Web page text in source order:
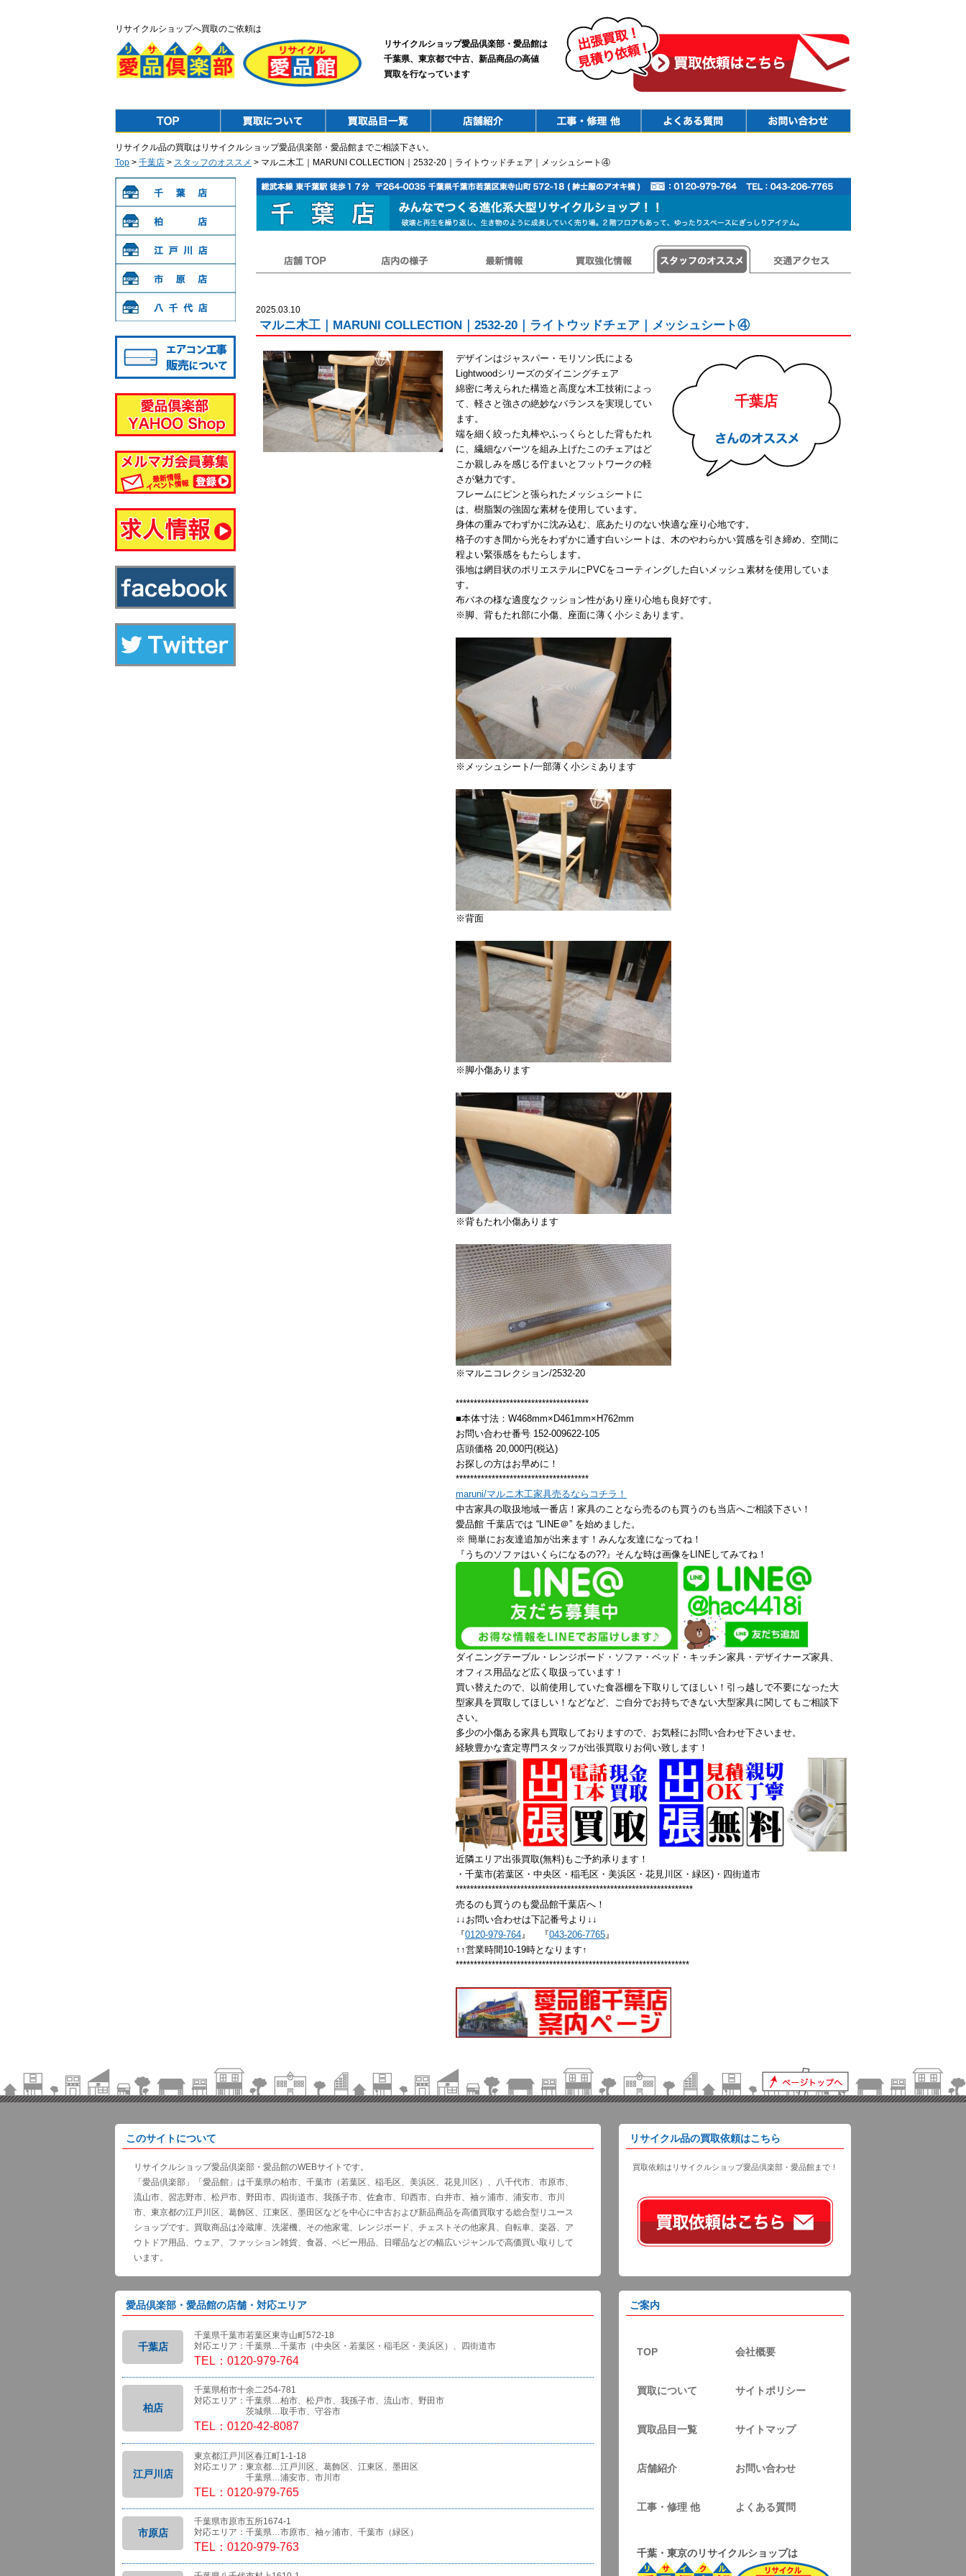
リサイクルショップへ買取のご依頼は
リサイクルショップ愛品倶楽部・愛品館は
千葉県、東京都で中古、新品商品の高値
買取を行なっています
リサイクル品の買取はリサイクルショップ愛品倶楽部・愛品館までご相談下さい。
Top > 千葉店 > スタッフのオススメ > マルニ木工｜MARUNI COLLECTION｜2532-20｜ライトウッドチェア｜メッシュシート④
2025.03.10
マルニ木工｜MARUNI COLLECTION｜2532-20｜ライトウッドチェア｜メッシュシート④
千葉店
デザインはジャスパー・モリソン氏による
Lightwoodシリーズのダイニングチェア
綿密に考えられた構造と高度な木工技術によっ
て、軽さと強さの絶妙なバランスを実現してい
ます。
端を細く絞った丸棒やふっくらとした背もたれ
に、繊細なパーツを組み上げたこのチェアはど
こか親しみを感じる佇まいとフットワークの軽
さが魅力です。
フレームにピンと張られたメッシュシートに
は、樹脂製の強固な素材を使用しています。
身体の重みでわずかに沈み込む、底あたりのない快適な座り心地です。
格子のすき間から光をわずかに通す白いシートは、木のやわらかい質感を引き締め、空間に
程よい緊張感をもたらします。
張地は網目状のポリエステルにPVCをコーティングした白いメッシュ素材を使用していま
す。
布バネの様な適度なクッション性があり座り心地も良好です。
※脚、背もたれ部に小傷、座面に薄く小シミあります。
※メッシュシート/一部薄く小シミあります
※背面
※脚小傷あります
※背もたれ小傷あります
※マルニコレクション/2532-20
*************************************
■本体寸法：W468mm×D461mm×H762mm
お問い合わせ番号 152-009622-105
店頭価格 20,000円(税込)
お探しの方はお早めに！
*************************************
maruni/マルニ木工家具売るならコチラ！
中古家具の取扱地域一番店！家具のことなら売るのも買うのも当店へご相談下さい！
愛品館 千葉店では “LINE＠” を始めました。
※ 簡単にお友達追加が出来ます！みんな友達になってね！
『うちのソファはいくらになるの??』そんな時は画像をLINEしてみてね！
ダイニングテーブル・レンジボード・ソファ・ベッド・キッチン家具・デザイナーズ家具、
オフィス用品など広く取扱っています！
買い替えたので、以前使用していた食器棚を下取りしてほしい！引っ越しで不要になった大
型家具を買取してほしい！などなど、ご自分でお持ちできない大型家具に関してもご相談下
さい。
多少の小傷ある家具も買取しておりますので、お気軽にお問い合わせ下さいませ。
経験豊かな査定専門スタッフが出張買取りお伺い致します！
近隣エリア出張買取(無料)もご予約承ります！
・千葉市(若葉区・中央区・稲毛区・美浜区・花見川区・緑区)・四街道市
******************************************************************
売るのも買うのも愛品館千葉店へ！
↓↓お問い合わせは下記番号より↓↓
『0120-979-764』 『043-206-7765』
↑↑営業時間10-19時となります↑
*****************************************************************
このサイトについて
リサイクルショップ愛品倶楽部・愛品館のWEBサイトです。
「愛品倶楽部」「愛品館」は千葉県の柏市、千葉市（若葉区、稲毛区、美浜区、花見川区）、八千代市、市原市、
流山市、習志野市、松戸市、野田市、四街道市、我孫子市、佐倉市、印西市、白井市、袖ヶ浦市、浦安市、市川
市、東京都の江戸川区、葛飾区、江東区、墨田区などを中心に中古および新品商品を高価買取する総合型リユース
ショップです。買取商品は冷蔵庫、洗濯機、その他家電、レンジボード、チェストその他家具、自転車、楽器、ア
ウトドア用品、ウェア、ファッション雑貨、食器、ベビー用品、日曜品などの幅広いジャンルで高価買い取りして
います。
リサイクル品の買取依頼はこちら
買取依頼はリサイクルショップ愛品倶楽部・愛品館まで！
愛品倶楽部・愛品館の店舗・対応エリア
千葉店
千葉県千葉市若葉区東寺山町572-18
対応エリア：千葉県…千葉市（中央区・若葉区・稲毛区・美浜区）、四街道市
TEL：0120-979-764
柏店
千葉県柏市十余二254-781
対応エリア：千葉県…柏市、松戸市、我孫子市、流山市、野田市
茨城県…取手市、守谷市
TEL：0120-42-8087
江戸川店
東京都江戸川区春江町1-1-18
対応エリア：東京都…江戸川区、葛飾区、江東区、墨田区
千葉県…浦安市、市川市
TEL：0120-979-765
市原店
千葉県市原市五所1674-1
対応エリア：千葉県…市原市、袖ヶ浦市、千葉市（緑区）
TEL：0120-979-763
ご案内
TOP 会社概要
買取について サイトポリシー
買取品目一覧 サイトマップ
店舗紹介 お問い合わせ
工事・修理 他 よくある質問
千葉・東京のリサイクルショップは